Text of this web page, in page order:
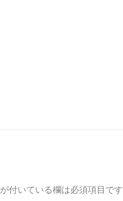
が付いている欄は必須項目です